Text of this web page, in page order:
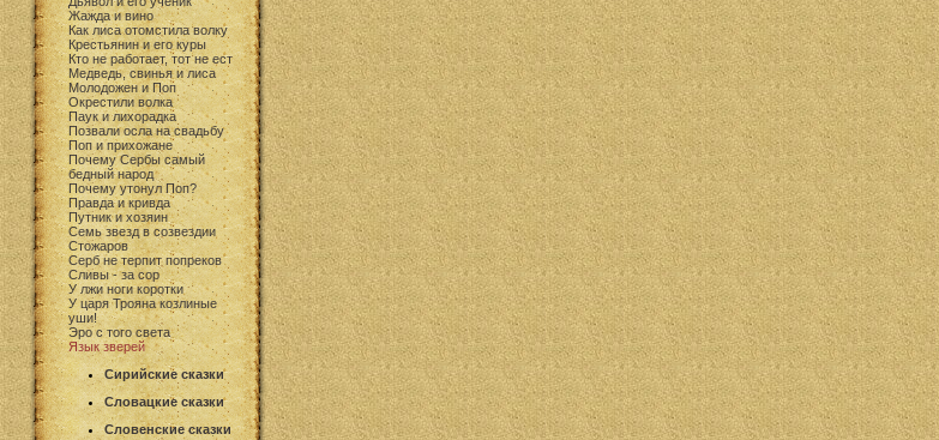
Жажда и вино
Как лиса отомстила волку
Крестьянин и его куры
Кто не работает, тот не ест
Медведь, свинья и лиса
Молодожен и Поп
Окрестили волка
Паук и лихорадка
Позвали осла на свадьбу
Поп и прихожане
Почему Сербы самый
бедный народ
Почему утонул Поп?
Правда и кривда
Путник и хозяин
Семь звезд в созвездии
Стожаров
Серб не терпит попреков
Сливы - за сор
У лжи ноги коротки
У царя Трояна козлиные
уши!
Эро с того света
Язык зверей
Сирийские сказки
Словацкие сказки
Словенские сказки